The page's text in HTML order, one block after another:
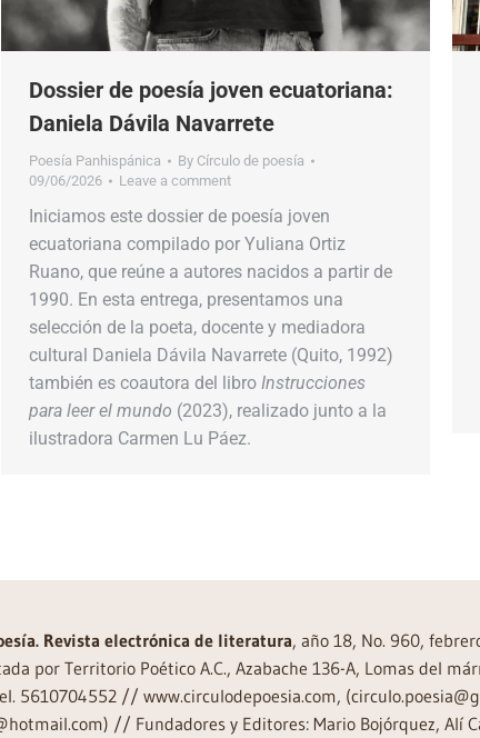
Dossier de poesía joven ecuatoriana:
Daniela Dávila Navarrete
Poesía Panhispánica By Círculo de poesía
09/06/2026
Leave a comment
Iniciamos este dossier de poesía joven
ecuatoriana compilado por Yuliana Ortiz
Ruano, que reúne a autores nacidos a partir de
1990. En esta entrega, presentamos una
selección de la poeta, docente y mediadora
cultural Daniela Dávila Navarrete (Quito, 1992)
también es coautora del libro Instrucciones
para leer el mundo (2023), realizado junto a la
ilustradora Carmen Lu Páez.
Revista electrónica de literatura, año 18, No. 960,
por Territorio Poético A.C., Azabache 136-A, Lomas del
5610704552 // www.circulodepoesia.com,
// Fundadores y Editores: Mario Bojórquez, Alí